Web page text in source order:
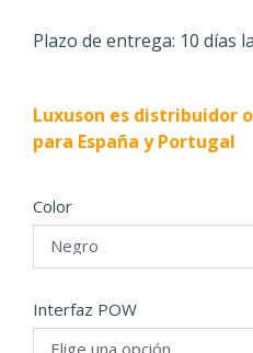
Plazo de entrega: 10 días
Luxuson es distribuidor
para España y Portugal
Color
Interfaz POW